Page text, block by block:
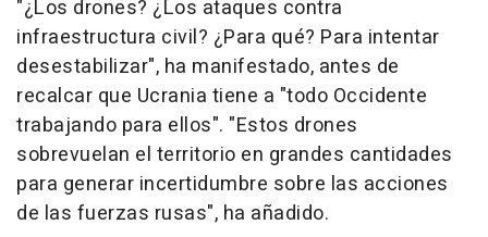
"¿Los drones? ¿Los ataques contra
infraestructura civil? ¿Para qué? Para intentar
desestabilizar", ha manifestado, antes de
recalcar que Ucrania tiene a "todo Occidente
trabajando para ellos". "Estos drones
sobrevuelan el territorio en grandes cantidades
para generar incertidumbre sobre las acciones
de las fuerzas rusas", ha añadido.